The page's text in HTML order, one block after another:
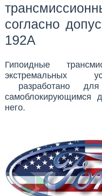
согласно
192A
Гипоидные
экстремальных
разработано
самоблокирующимся
него.